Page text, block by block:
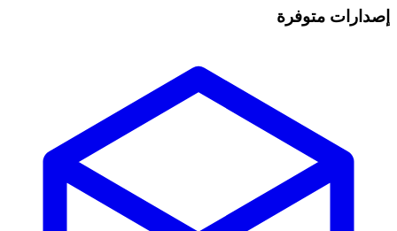
إصدارات متوفرة